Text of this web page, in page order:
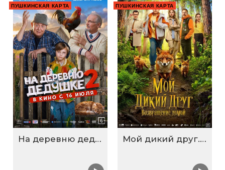
ПУШКИНСКАЯ КАРТА
На деревню дедушке 2
ПУШКИНСКАЯ КАРТА
Мой дикий друг. Возвращение домой